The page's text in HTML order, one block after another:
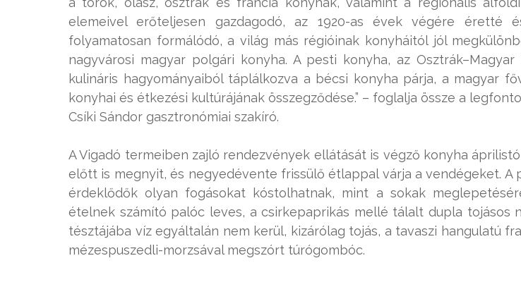
elemeivel erőteljesen gazdagodó, az 1920-as évek végére éretté
folyamatosan formálódó, a világ más régióinak konyháitól jól
nagyvárosi magyar polgári konyha. A pesti konyha, az Osztrák–Magyar
kulináris hagyományaiból táplálkozva a bécsi konyha párja, a magyar
konyhai és étkezési kultúrájának összegződése.” – foglalja össze a
Csíki Sándor gasztronómiai szakíró.
A Vigadó termeiben zajló rendezvények ellátását is végző konyha
előtt is megnyit, és negyedévente frissülő étlappal várja a vendégeket. A
érdeklődők olyan fogásokat kóstolhatnak, mint a sokak
ételnek számító palóc leves, a csirkepaprikás mellé tálalt dupla tojásos
tésztájába víz egyáltalán nem kerül, kizárólag tojás, a tavaszi hangulatú
mézespuszedli-morzsával megszórt túrógombóc.